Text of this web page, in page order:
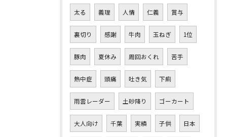
太る 義理 人情 仁義 賞与
裏切り 感謝 牛肉 玉ねぎ 1位
豚肉 夏休み 周回おくれ 苦手
熱中症 頭痛 吐き気 下痢
雨雲レーダー 土砂降り ゴーカート
大人向け 千葉 実績 子供 日本